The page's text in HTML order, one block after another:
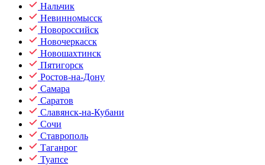
Нальчик
Невинномысск
Новороссийск
Новочеркасск
Новошахтинск
Пятигорск
Ростов-на-Дону
Самара
Саратов
Славянск-на-Кубани
Сочи
Ставрополь
Таганрог
Туапсе